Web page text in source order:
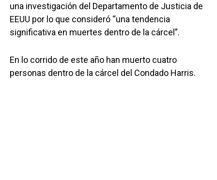
una investigación del Departamento de Justicia de
EEUU por lo que consideró “una tendencia
significativa en muertes dentro de la cárcel”.
En lo corrido de este año han muerto cuatro
personas dentro de la cárcel del Condado Harris.